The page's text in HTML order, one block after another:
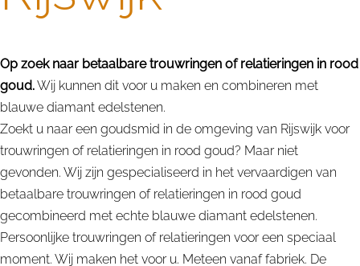
Op zoek naar betaalbare trouwringen of relatieringen in rood
goud.Wij kunnen dit voor u maken en combineren met
blauwe diamant edelstenen.
Zoekt u naar een goudsmid in de omgeving van Rijswijk voor
trouwringen of relatieringen in rood goud? Maar niet
gevonden. Wij zijn gespecialiseerd in het vervaardigen van
betaalbare trouwringen of relatieringen in rood goud
gecombineerd met echte blauwe diamant edelstenen.
Persoonlijke trouwringen of relatieringen voor een speciaal
moment. Wij maken het voor u. Meteen vanaf fabriek. De